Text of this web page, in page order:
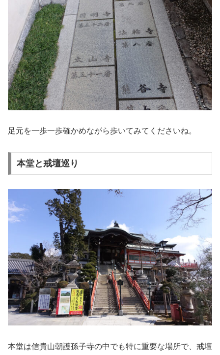
足元を一歩一歩確かめながら歩いてみてくださいね。
本堂と戒壇巡り
本堂は信貴山朝護孫子寺の中でも特に重要な場所で、戒壇